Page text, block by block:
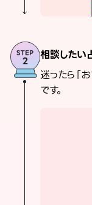
相談したい
迷ったら「
です。